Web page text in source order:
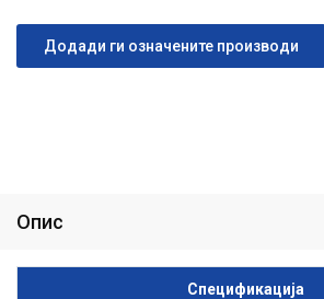
Додади ги означените производи
Опис
Спецификација